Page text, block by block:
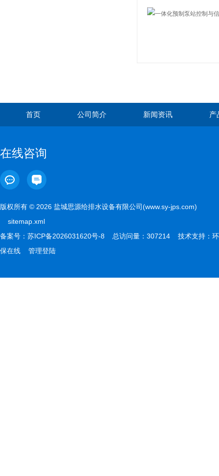
首页 公司简介 新闻资讯 产
在线咨询
版权所有 © 2026 盐城思源给排水设备有限公司(www.sy-jps.com)
sitemap.xml
备案号： 苏ICP备2026031620号-8 总访问量：307214 技术支持： 环
保在线
管理登陆